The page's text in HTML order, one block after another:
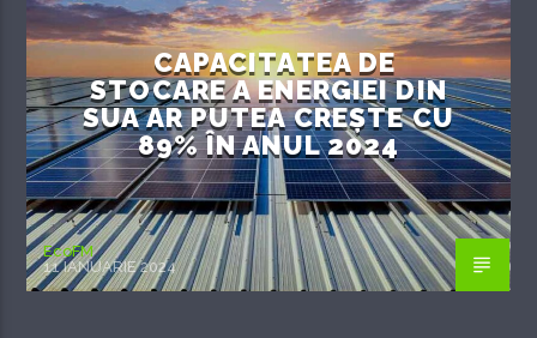
CAPACITATEA DE
STOCARE A ENERGIEI DIN
SUA AR PUTEA CREȘTE CU
89% ÎN ANUL 2024
EcoFM
11 IANUARIE 2024